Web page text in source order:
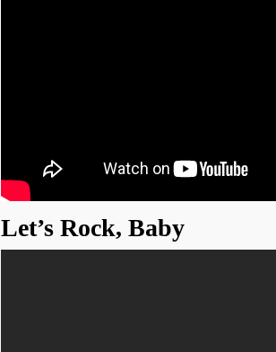
Let’s Rock, Baby